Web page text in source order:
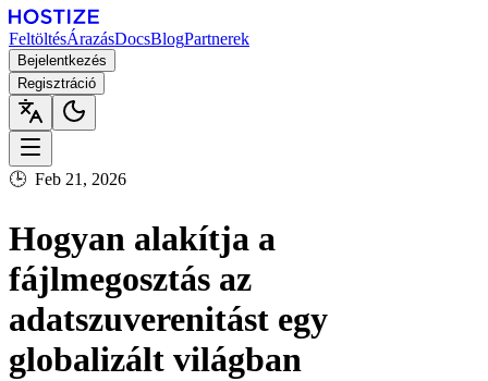
FeltöltésÁrazásDocsBlogPartnerek
Bejelentkezés
Regisztráció
🕒 Feb 21, 2026
Hogyan alakítja a
fájlmegosztás az
adatszuverenitást egy
globalizált világban